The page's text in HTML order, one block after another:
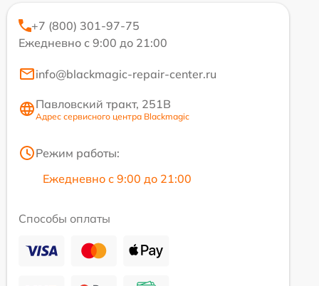
+7 (800) 301-97-75
Ежедневно с 9:00 до 21:00
info@blackmagic-repair-center.ru
Павловский тракт, 251В
Адрес сервисного центра Blackmagic
Режим работы:
Ежедневно с 9:00 до 21:00
Способы оплаты